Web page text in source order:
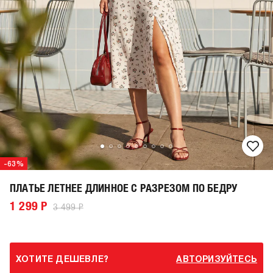
-63%
ПЛАТЬЕ ЛЕТНЕЕ ДЛИННОЕ С РАЗРЕЗОМ ПО БЕДРУ
1 299 Р 3 499 Р
ХОТИТЕ ДЕШЕВЛЕ? АВТОРИЗУЙТЕСЬ